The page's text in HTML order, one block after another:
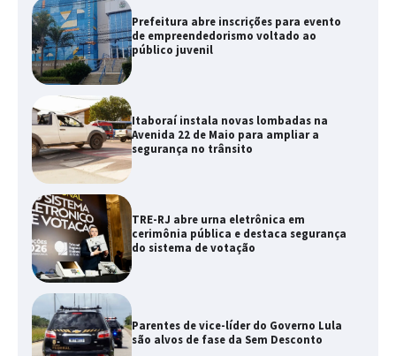
Prefeitura abre inscrições para evento
de empreendedorismo voltado ao
público juvenil
Itaboraí instala novas lombadas na
Avenida 22 de Maio para ampliar a
segurança no trânsito
TRE-RJ abre urna eletrônica em
cerimônia pública e destaca segurança
do sistema de votação
Parentes de vice-líder do Governo Lula
são alvos de fase da Sem Desconto